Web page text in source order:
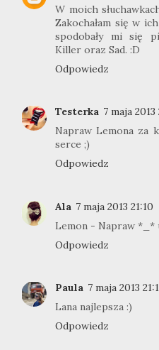
W moich
Zakochałam się w
spodobały mi się
Killer oraz Sad. :D
Odpowiedz
Testerka 7 maja 2013
Napraw Lemona za
serce ;)
Odpowiedz
Ala 7 maja 2013 21:10
Lemon - Napraw *_*
Odpowiedz
Paula 7 maja 2013
Lana najlepsza :)
Odpowiedz